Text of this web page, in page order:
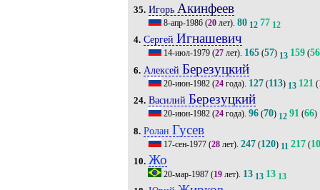
35. Игорь Акинфеев
8-апр-1986(20лет). 80 12 77 12
4. Сергей Игнашевич
14-июл-1979(27лет). 165(57) 13 159(56
6. Алексей Березуцкий
20-июн-1982(24года). 127(113) 13 121 (
24. Василий Березуцкий
20-июн-1982(24года). 96(70) 12 91(66)
8. Ролан Гусев
17-сен-1977(28лет). 247(120) 11 217(
10. Жо
20-мар-1987(19лет). 13 13 13 13